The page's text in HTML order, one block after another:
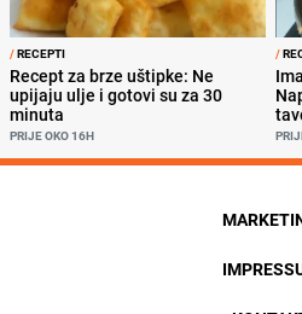
/RECEPTI
Recept za brze uštipke: Ne
upijaju ulje i gotovi su za 30
minuta
PRIJE OKO 16H
/